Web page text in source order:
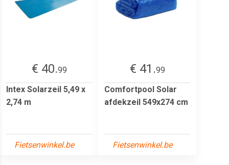
€ 40.99
Intex Solarzeil 5,49 x
2,74 m
Fietsenwinkel.be
€ 41.99
Comfortpool Solar
afdekzeil 549x274 cm
Fietsenwinkel.be